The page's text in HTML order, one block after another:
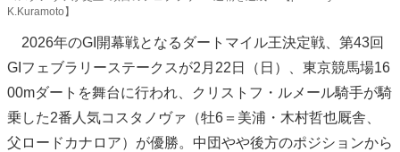
K.Kuramoto】
2026年のGI開幕戦となるダートマイル王決定戦、第43回
GIフェブラリーステークスが2月22日（日）、東京競馬場16
00mダートを舞台に行われ、クリストフ・ルメール騎手が騎
乗した2番人気コスタノヴァ（牡6＝美浦・木村哲也厩舎、
父ロードカナロア）が優勝。中団やや後方のポジションから